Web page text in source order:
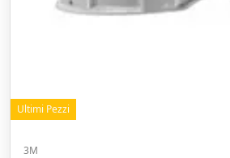
Ultimi Pezzi
3M